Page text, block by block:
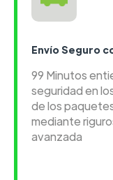
Envío Seguro
99 Minutos
seguridad en
de los
mediante
avanzada